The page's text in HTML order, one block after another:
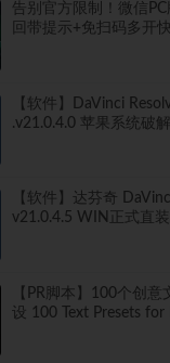
告别官方限制！微信
回带提示+免扫码多开
【软件】DaVinci
.v21.0.4.0 苹果系统破
【软件】达芬奇
v21.0.4.5 WIN正式直
【PR脚本】100个创
设 100 Text Presets for